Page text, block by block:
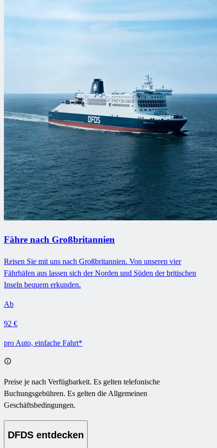
Fähre nach Großbritannien
Reisen Sie mit uns nach Großbritannien. Von unseren vier
Fährhäfen aus lassen sich der Norden und Süden der britischen
Inseln bequem erkunden.
Ab
92 €
pro Auto, einfache Fahrt*
Preise je nach Verfügbarkeit. Es gelten telefonische
Buchungsgebühren. Es gelten die Allgemeinen
Geschäftsbedingungen.
DFDS entdecken